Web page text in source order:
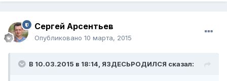
Сергей Арсентьев
Опубликовано 10 марта, 2015
В 10.03.2015 в 18:14, ЯЗДЕСЬРОДИЛСЯ сказал: